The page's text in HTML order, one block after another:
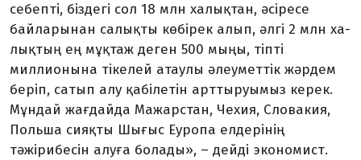
себепті, біздегі сол 18 млн ха­­­­лықтан, әсіресе
байларынан са­лықты көбірек алып, әлгі 2 млн ха­
лықтың ең мұқтаж деген 500 мыңы, тіпті
миллионына тікелей атаулы әлеуметтік жәрдем
беріп, сатып алу қабілетін арттыруымыз керек.
Мұндай жағдайда Мажарстан, Чехия, Словакия,
Польша сияқты Шығыс Еуропа елдерінің
тәжірибесін алуға болады», – дейді экономист.